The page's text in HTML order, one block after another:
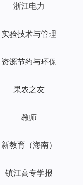
浙江电力
实验技术与管理
资源节约与环保
果农之友
教师
新教育（海南）
镇江高专学报